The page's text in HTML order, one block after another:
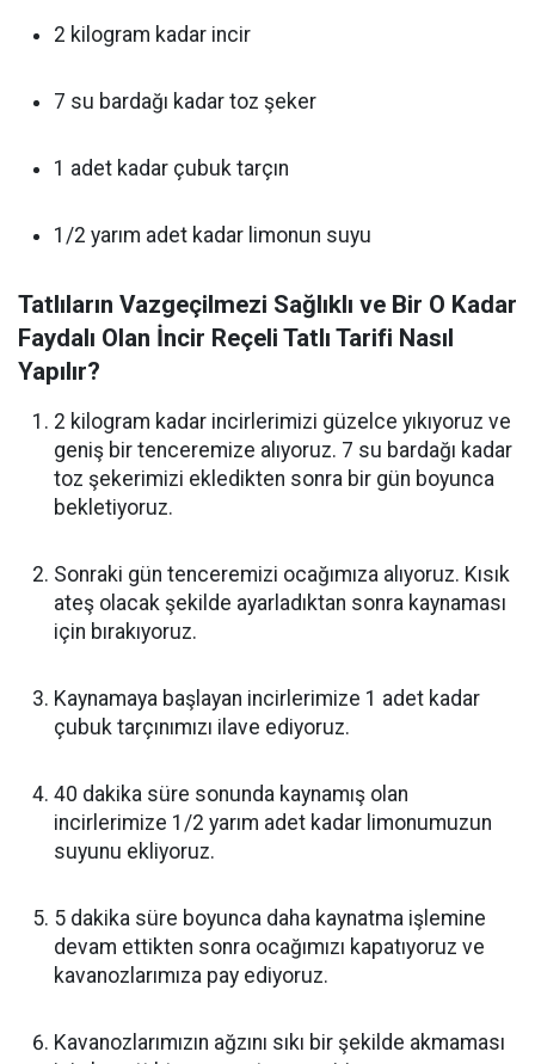
2 kilogram kadar incir
7 su bardağı kadar toz şeker
1 adet kadar çubuk tarçın
1/2 yarım adet kadar limonun suyu
Tatlıların Vazgeçilmezi Sağlıklı ve Bir O Kadar
Faydalı Olan İncir Reçeli Tatlı Tarifi Nasıl
Yapılır?
2 kilogram kadar incirlerimizi güzelce yıkıyoruz ve
geniş bir tenceremize alıyoruz. 7 su bardağı kadar
toz şekerimizi ekledikten sonra bir gün boyunca
bekletiyoruz.
Sonraki gün tenceremizi ocağımıza alıyoruz. Kısık
ateş olacak şekilde ayarladıktan sonra kaynaması
için bırakıyoruz.
Kaynamaya başlayan incirlerimize 1 adet kadar
çubuk tarçınımızı ilave ediyoruz.
40 dakika süre sonunda kaynamış olan
incirlerimize 1/2 yarım adet kadar limonumuzun
suyunu ekliyoruz.
5 dakika süre boyunca daha kaynatma işlemine
devam ettikten sonra ocağımızı kapatıyoruz ve
kavanozlarımıza pay ediyoruz.
Kavanozlarımızın ağzını sıkı bir şekilde akmaması